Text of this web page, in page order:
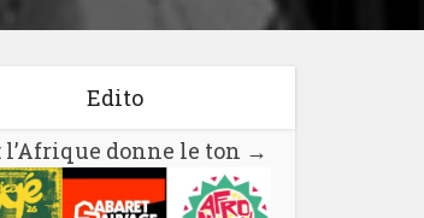
Edito
l’Afrique donne le ton →